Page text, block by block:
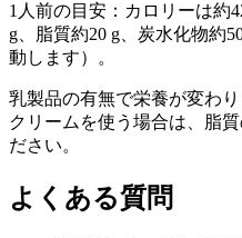
1人前の目安：カロリーは約
g、脂質約20 g、炭水化物約
動します）。
乳製品の有無で栄養が変わ
クリームを使う場合は、脂
ださい。
よくある質問